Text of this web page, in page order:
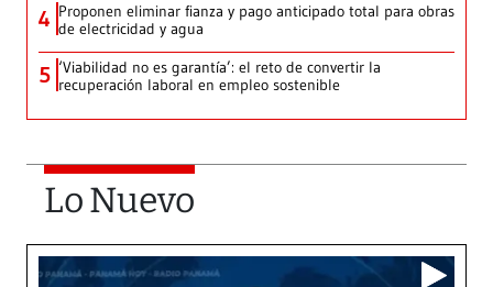
4 Proponen eliminar fianza y pago anticipado total para obras
de electricidad y agua
5 ‘Viabilidad no es garantía’: el reto de convertir la
recuperación laboral en empleo sostenible
Lo Nuevo